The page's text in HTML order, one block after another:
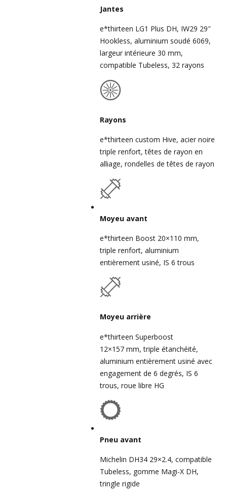
Jantes
e*thirteen LG1 Plus DH, IW29 29″
Hookless, aluminium soudé 6069,
largeur intérieure 30 mm,
compatible Tubeless, 32 rayons
Rayons
e*thirteen custom Hive, acier noire
triple renfort, têtes de rayon en
alliage, rondelles de têtes de rayon
Moyeu avant
e*thirteen Boost 20×110 mm,
triple renfort, aluminium
entièrement usiné, IS 6 trous
Moyeu arrière
e*thirteen Superboost
12×157 mm, triple étanchéité,
aluminium entièrement usiné avec
engagement de 6 degrés, IS 6
trous, roue libre HG
Pneu avant
Michelin DH34 29×2.4, compatible
Tubeless, gomme Magi-X DH,
tringle rigide